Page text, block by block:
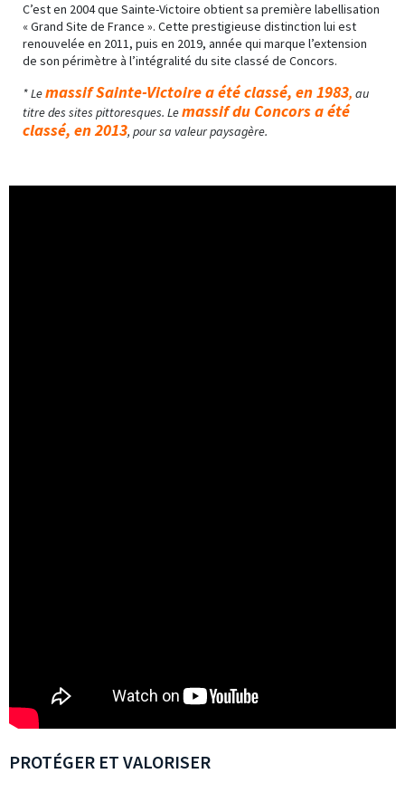
C’est en 2004 que Sainte-Victoire obtient sa première labellisation
« Grand Site de France ». Cette prestigieuse distinction lui est
renouvelée en 2011, puis en 2019, année qui marque l’extension
de son périmètre à l’intégralité du site classé de Concors.
*Lemassif Sainte-Victoire a été classé, en 1983, au
titre des sites pittoresques. Lemassif du Concors a été
classé, en 2013, pour sa valeur paysagère.
PROTÉGER ET VALORISER